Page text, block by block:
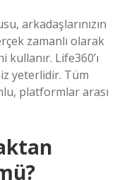
arkadaşlarınızın
zamanlı olarak
Life360’ı
yeterlidir. Tüm
platformlar arası